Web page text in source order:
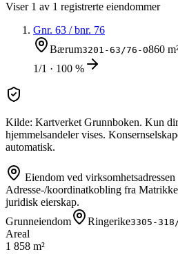
Viser 1 av 1 registrerte eiendommer
Gnr. 63 / bnr. 76
Bærum3201-63/76-0860
1/1 · 100 %
Kilde: Kartverket Grunnboken. Kun
hjemmelsandeler vises.
automatisk.
Eiendom ved virksomhetsadressen
Adresse-/koordinatkobling fra
juridisk eierskap.
Grunneiendom
Ringerike3305-
Areal
1 858 m²